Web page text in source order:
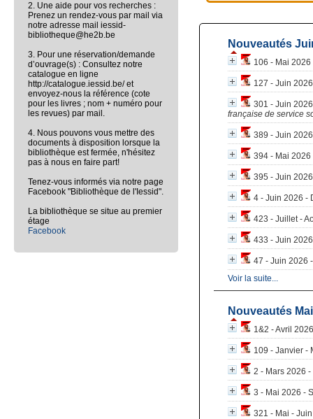
Nouveautés
106 - Mai
127 - Juin
301 - Juin
française de service
389 - Juin
394 - Mai
395 - Juin
4 - Juin 2026 -
423 - Juillet -
433 - Juin
47 - Juin 2026
Voir la suite...
Nouveautés Mai
1&2 - Avril
109 - Janvier -
2 - Mars 2026
3 - Mai 2026 -
321 - Mai -
2. Une aide pour vos recherches :
Prenez un rendez-vous par mail via
notre adresse mail iessid-
bibliotheque@he2b.be
3. Pour une réservation/demande
d’ouvrage(s) : Consultez notre
catalogue en ligne
http://catalogue.iessid.be/ et
envoyez-nous la référence (cote
pour les livres ; nom + numéro pour
les revues) par mail.
4. Nous pouvons vous mettre des
documents à disposition lorsque la
bibliothèque est fermée, n'hésitez
pas à nous en faire part!
Tenez-vous informés via notre page
Facebook "Bibliothèque de l'Iessid".
La bibliothèque se situe au premier
étage
Facebook